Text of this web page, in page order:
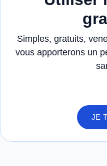
Simples, gratuits,
vous apporterons un
JE